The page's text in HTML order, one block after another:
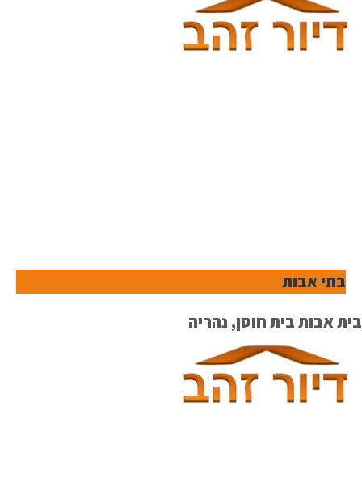
בתי אבות
בית אבות בית חוסן, נהריה